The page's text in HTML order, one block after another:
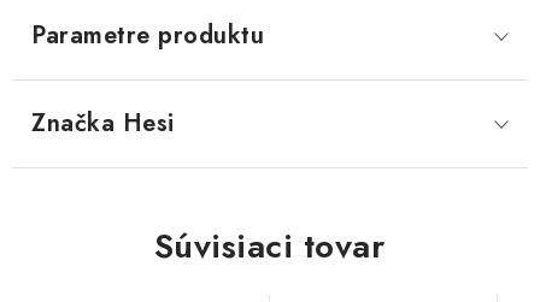
Parametre produktu
Značka Hesi
Súvisiaci tovar